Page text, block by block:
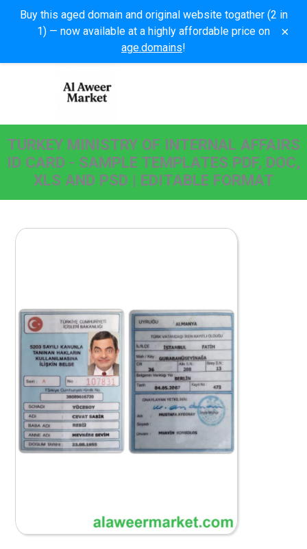
Buy this aged domain and original website togather (2 in
1) — now available at a highly affordable price on
age.domains!
×
TURKEY MINISTRY OF INTERNAL AFFAIRS
ID CARD - SAMPLE TEMPLATES PDF, DOC,
XLS AND PSD | EDITABLE FORMAT